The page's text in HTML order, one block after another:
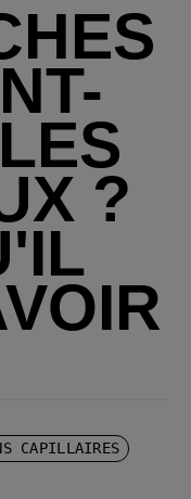
?
CAPILLAIRES